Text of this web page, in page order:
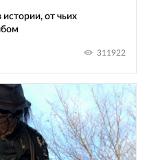
от чьих
311922